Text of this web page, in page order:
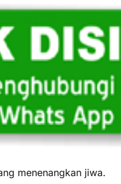
menenangkan jiwa.